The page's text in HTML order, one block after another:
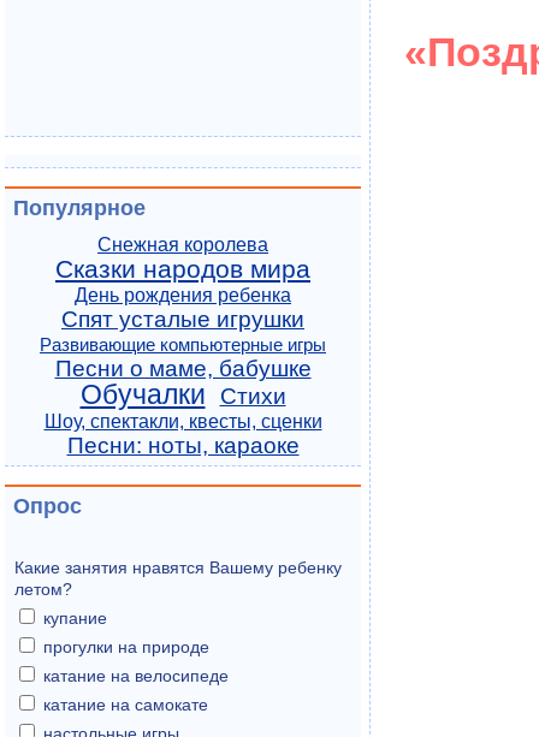
Популярное
Снежная королева
Сказки народов мира
День рождения ребенка
Спят усталые игрушки
Развивающие компьютерные игры
Песни о маме, бабушке
Обучалки Стихи
Шоу, спектакли, квесты, сценки
Песни: ноты, караоке
Опрос
Какие занятия нравятся Вашему ребенку
летом?
купание
прогулки на природе
катание на велосипеде
катание на самокате